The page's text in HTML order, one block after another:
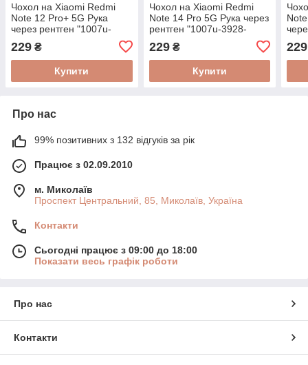
Чохол на Xiaomi Redmi
Note 12 Pro+ 5G Рука
через рентген "1007u-
229 ₴
Купити
Чохол на Xiaomi Redmi
Note 14 Pro 5G Рука через
рентген "1007u-3928-
229₴
Купити
229
Про нас
99% позитивних з 132 відгуків за рік
Працює з 02.09.2010
м. Миколаїв
Проспект Центральний, 85, Миколаїв, Україна
Контакти
Сьогодні працює з 09:00 до 18:00
Показати весь графік роботи
Про нас
Контакти